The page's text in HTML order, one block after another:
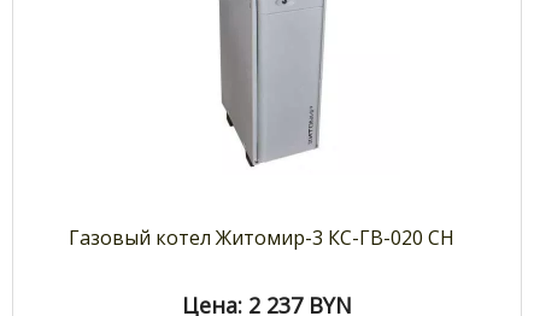
Газовый котел Житомир-3 КС-ГВ-020 СН
Цена: 2 237 BYN